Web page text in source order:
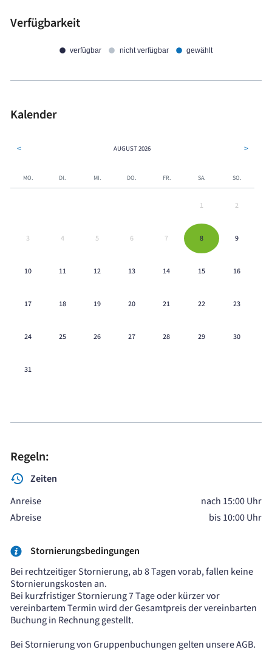
Verfügbarkeit
verfügbar nicht verfügbar gewählt
Kalender
< AUGUST2026 >
MO. DI. MI. DO. FR. SA. SO.
1 2
3 4 5 6 7 8 9
10 11 12 13 14 15 16
17 18 19 20 21 22 23
24 25 26 27 28 29 30
31
Regeln:
Zeiten
Anreise
nach 15:00 Uhr
Abreise
bis 10:00 Uhr
Stornierungsbedingungen
Bei rechtzeitiger Stornierung, ab 8 Tagen vorab, fallen keine
Stornierungskosten an.
Bei kurzfristiger Stornierung 7 Tage oder kürzer vor
vereinbartem Termin wird der Gesamtpreis der vereinbarten
Buchung in Rechnung gestellt.
Bei Stornierung von Gruppenbuchungen gelten unsere AGB.